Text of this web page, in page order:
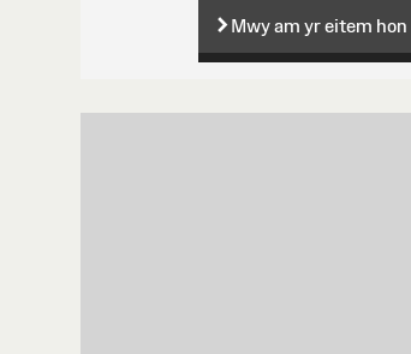
Mwy am yr eitem hon